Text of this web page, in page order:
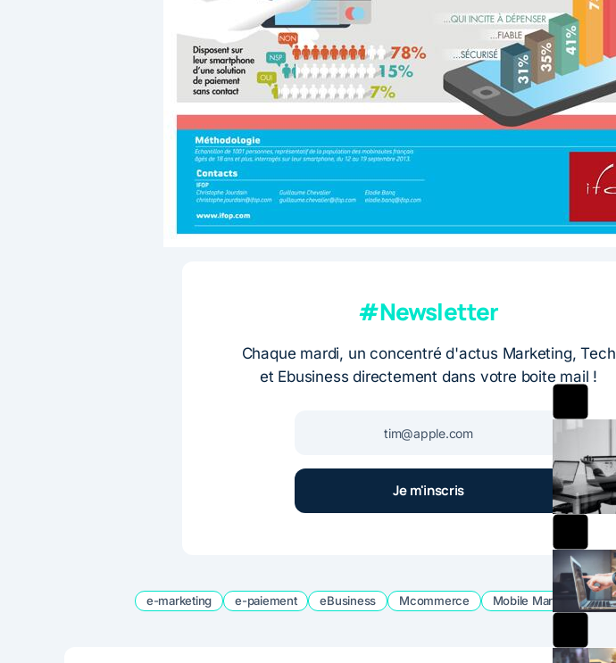
#Newsletter
Chaque mardi, un concentré d'actus Marketing, Tech
et Ebusiness directement dans votre boite mail !
e-marketing e-paiement eBusiness Mcommerce Mobile Marketing